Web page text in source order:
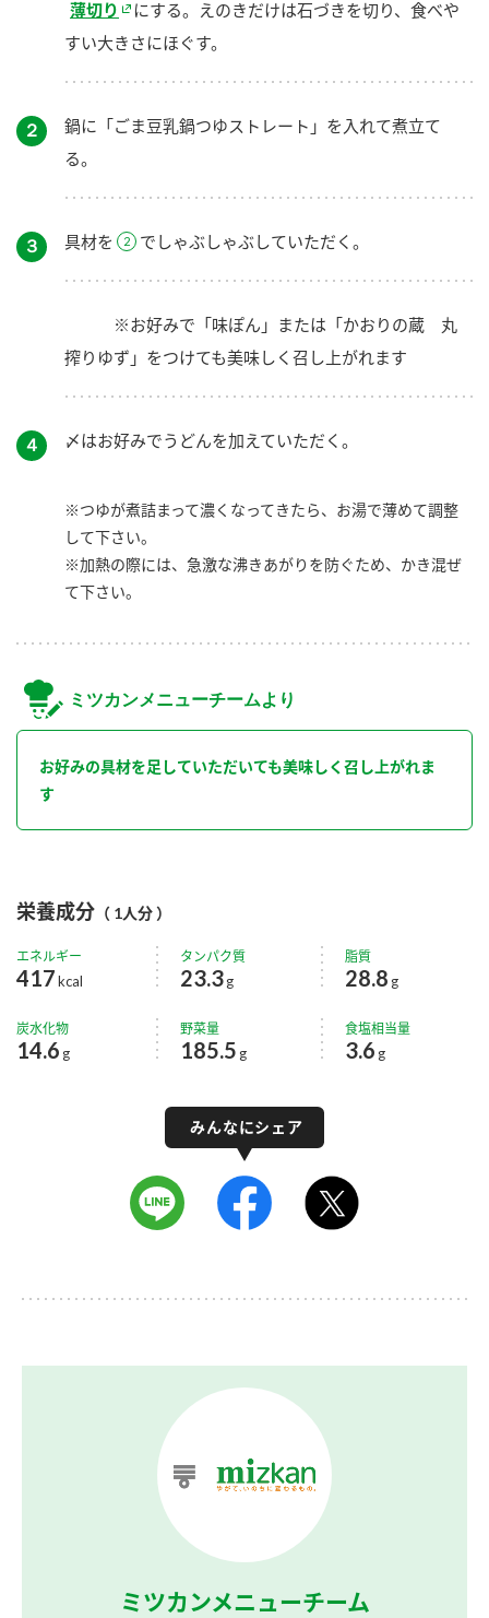
薄切り
にする。えのきだけは石づきを切り、食べや
すい大きさにほぐす。
２
鍋に「ごま豆乳鍋つゆストレート」を入れて煮立て
る。
３ 具材を でしゃぶしゃぶしていただく。
※お好みで「味ぽん」または「かおりの蔵 丸
搾りゆず」をつけても美味しく召し上がれます
４ 〆はお好みでうどんを加えていただく。
※つゆが煮詰まって濃くなってきたら、お湯で薄めて調整
して下さい。
※加熱の際には、急激な沸きあがりを防ぐため、かき混ぜ
て下さい。
ミツカンメニューチームより
お好みの具材を足していただいても美味しく召し上がれま
す
栄養成分 （ 1人分 ）
エネルギー
417kcal
タンパク質
23.3g
脂質
28.8 g
炭水化物
14.6 g
野菜量
185.5 g
食塩相当量
3.6 g
ミツカンメニューチーム